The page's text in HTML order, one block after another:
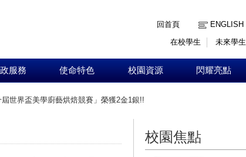
回首頁
ENGLISH
在校學生
未來學生
服務 使命特色 校園資源 閃耀亮點
世界盃美學廚藝烘焙競賽」榮獲2金1銀!!
校園焦點